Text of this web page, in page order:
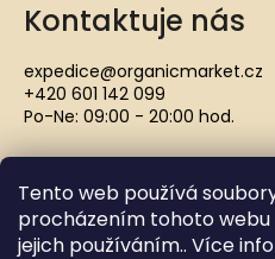
Tento web používá
procházením tohoto webu
jejich používáním.. Více
Kontaktuje nás
expedice@organicmarket.cz
+420 601 142 099
Po-Ne: 09:00 - 20:00 hod.